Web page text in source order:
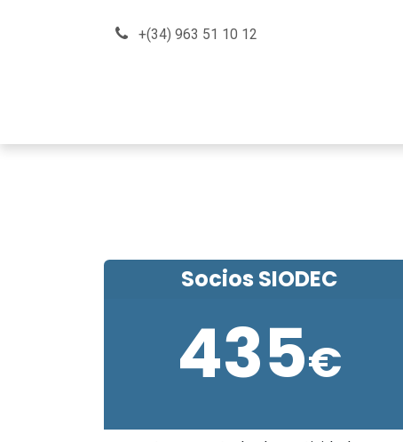
+(34) 963 51 10 12
Socios SIODEC
435€